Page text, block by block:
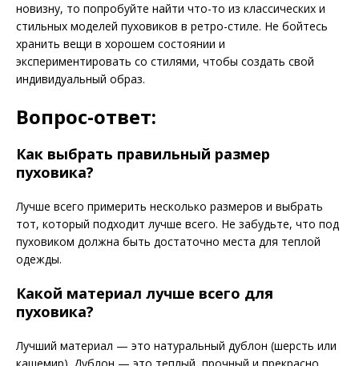
новизну, то попробуйте найти что-то из классических и
стильных моделей пуховиков в ретро-стиле. Не бойтесь
хранить вещи в хорошем состоянии и
экспериментировать со стилями, чтобы создать свой
индивидуальный образ.
Вопрос-ответ:
Как выбрать правильный размер
пуховика?
Лучше всего примерить несколько размеров и выбрать
тот, который подходит лучше всего. Не забудьте, что под
пуховиком должна быть достаточно места для теплой
одежды.
Какой материал лучше всего для
пуховика?
Лучший материал — это натуральный дублон (шерсть или